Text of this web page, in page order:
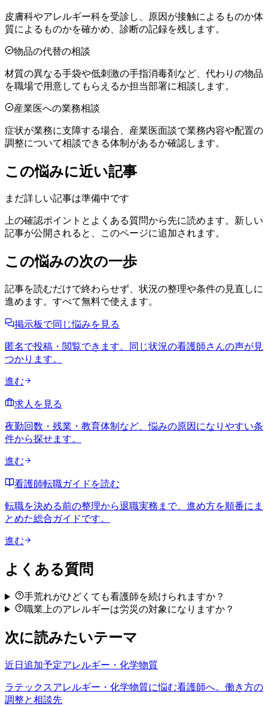
皮膚科やアレルギー科を受診し、原因が接触によるものか体
質によるものかを確かめ、診断の記録を残します。
物品の代替の相談
材質の異なる手袋や低刺激の手指消毒剤など、代わりの物品
を職場で用意してもらえるか担当部署に相談します。
産業医への業務相談
症状が業務に支障する場合、産業医面談で業務内容や配置の
調整について相談できる体制があるか確認します。
この悩みに近い記事
まだ詳しい記事は準備中です
上の確認ポイントとよくある質問から先に読めます。新しい
記事が公開されると、このページに追加されます。
この悩みの次の一歩
記事を読むだけで終わらせず、状況の整理や条件の見直しに
進めます。すべて無料で使えます。
掲示板で同じ悩みを見る
匿名で投稿・閲覧できます。同じ状況の看護師さんの声が見
つかります。
進む
求人を見る
夜勤回数・残業・教育体制など、悩みの原因になりやすい条
件から探せます。
進む
看護師転職ガイドを読む
転職を決める前の整理から退職実務まで、進め方を順番にま
とめた総合ガイドです。
進む
よくある質問
手荒れがひどくても看護師を続けられますか？
職業上のアレルギーは労災の対象になりますか？
次に読みたいテーマ
近日追加予定アレルギー・化学物質
ラテックスアレルギー・化学物質に悩む看護師へ。働き方の
調整と相談先